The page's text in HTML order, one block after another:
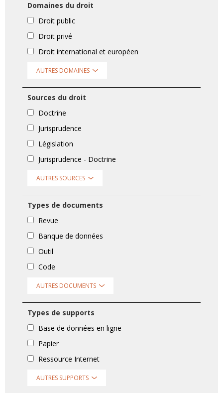
Domaines du droit
Droit public
Droit privé
Droit international et européen
AUTRES DOMAINES
Sources du droit
Doctrine
Jurisprudence
Législation
Jurisprudence - Doctrine
AUTRES SOURCES
Types de documents
Revue
Banque de données
Outil
Code
AUTRES DOCUMENTS
Types de supports
Base de données en ligne
Papier
Ressource Internet
AUTRES SUPPORTS